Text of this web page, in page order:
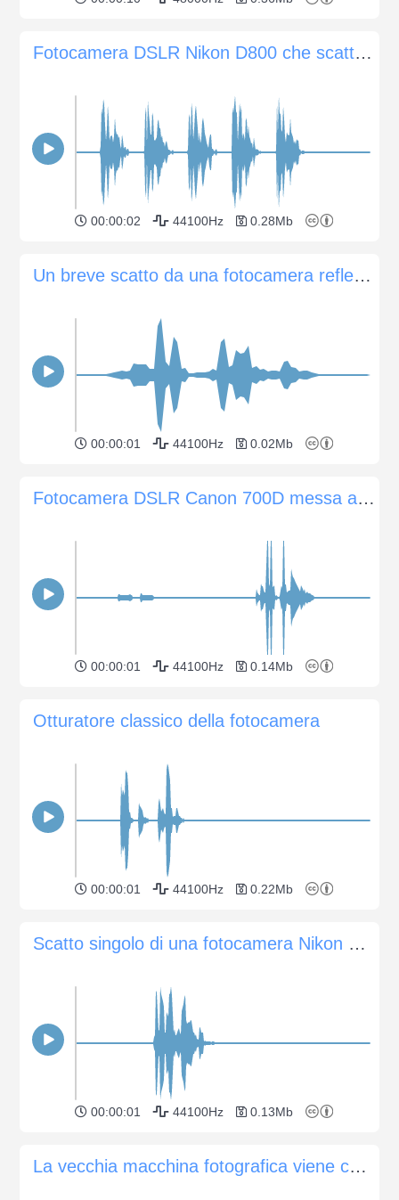
Fotocamera DSLR Nikon D800 che scatta 5 volte con velocità dell'otturatore di 1/125
00:00:02 44100Hz 0.28Mb
Un breve scatto da una fotocamera reflex Canon EOS 700D
00:00:01 44100Hz 0.02Mb
Fotocamera DSLR Canon 700D messa a fuoco e rilascio dell'otturatore
00:00:01 44100Hz 0.14Mb
Otturatore classico della fotocamera
00:00:01 44100Hz 0.22Mb
Scatto singolo di una fotocamera Nikon D800 con velocità dell'otturatore di 1/125
00:00:01 44100Hz 0.13Mb
La vecchia macchina fotografica viene caricata in avanti e il pulsante di scatto viene premuto